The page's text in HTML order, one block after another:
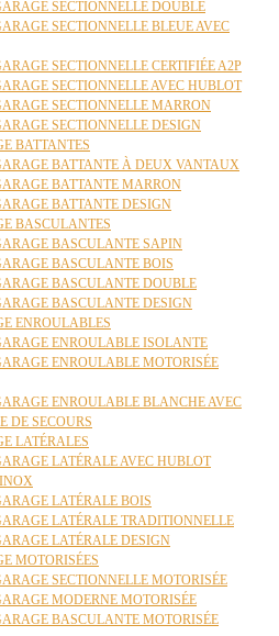
SECTIONNELLE DOUBLE
SECTIONNELLE BLEUE AVEC
SECTIONNELLE CERTIFIÉE A2P
SECTIONNELLE AVEC HUBLOT
SECTIONNELLE MARRON
SECTIONNELLE DESIGN
BATTANTES
BATTANTE À DEUX VANTAUX
BATTANTE MARRON
BATTANTE DESIGN
BASCULANTES
BASCULANTE SAPIN
BASCULANTE BOIS
BASCULANTE DOUBLE
BASCULANTE DESIGN
ENROULABLES
ENROULABLE ISOLANTE
ENROULABLE MOTORISÉE
ENROULABLE BLANCHE AVEC
DE SECOURS
LATÉRALES
LATÉRALE AVEC HUBLOT
LATÉRALE BOIS
LATÉRALE TRADITIONNELLE
LATÉRALE DESIGN
MOTORISÉES
SECTIONNELLE MOTORISÉE
MODERNE MOTORISÉE
BASCULANTE MOTORISÉE